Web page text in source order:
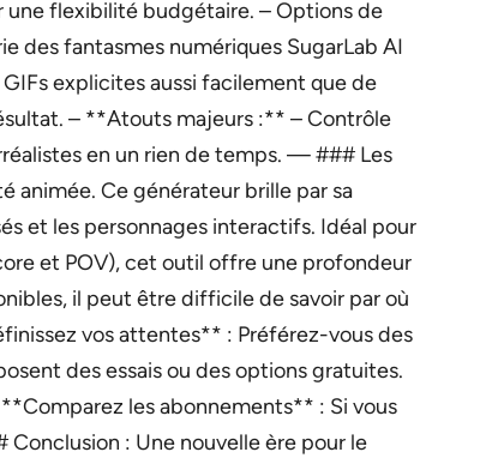
flexibilité budgétaire. – Options de
des fantasmes numériques SugarLab AI
explicites aussi facilement que de
– **Atouts majeurs :** – Contrôle
en un rien de temps. — ### Les
animée. Ce générateur brille par sa
et les personnages interactifs. Idéal pour
et POV), cet outil offre une profondeur
il peut être difficile de savoir par où
vos attentes** : Préférez-vous des
des essais ou des options gratuites.
les abonnements** : Si vous
: Une nouvelle ère pour le